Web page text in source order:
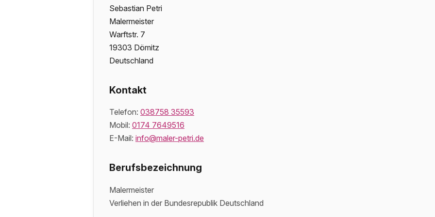
Sebastian Petri
Malermeister
Warftstr. 7
19303 Dömitz
Deutschland
Kontakt
Telefon: 038758 35593
Mobil: 0174 7649516
E-Mail: info@maler-petri.de
Berufsbezeichnung
Malermeister
Verliehen in der Bundesrepublik Deutschland